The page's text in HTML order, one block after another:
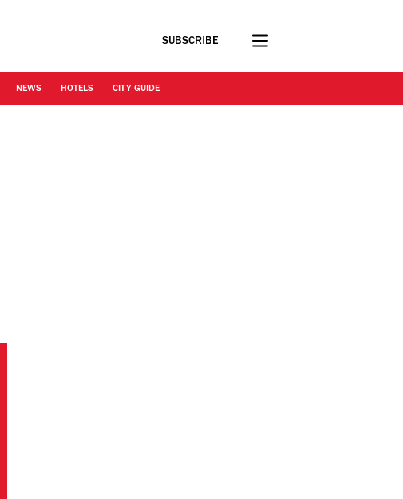
SUBSCRIBE
NEWS HOTELS CITY GUIDE